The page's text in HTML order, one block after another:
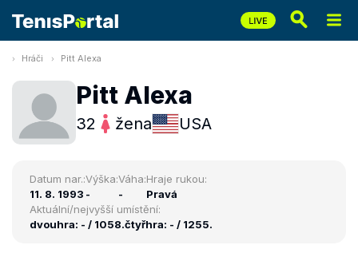
Hráči Pitt Alexa
Pitt Alexa
32 žena USA
Datum nar.:
11. 8. 1993
Výška:
-
Váha:
-
Hraje rukou:
Pravá
Aktuální/nejvyšší umístění:
dvouhra: - / 1058.čtyřhra: - / 1255.